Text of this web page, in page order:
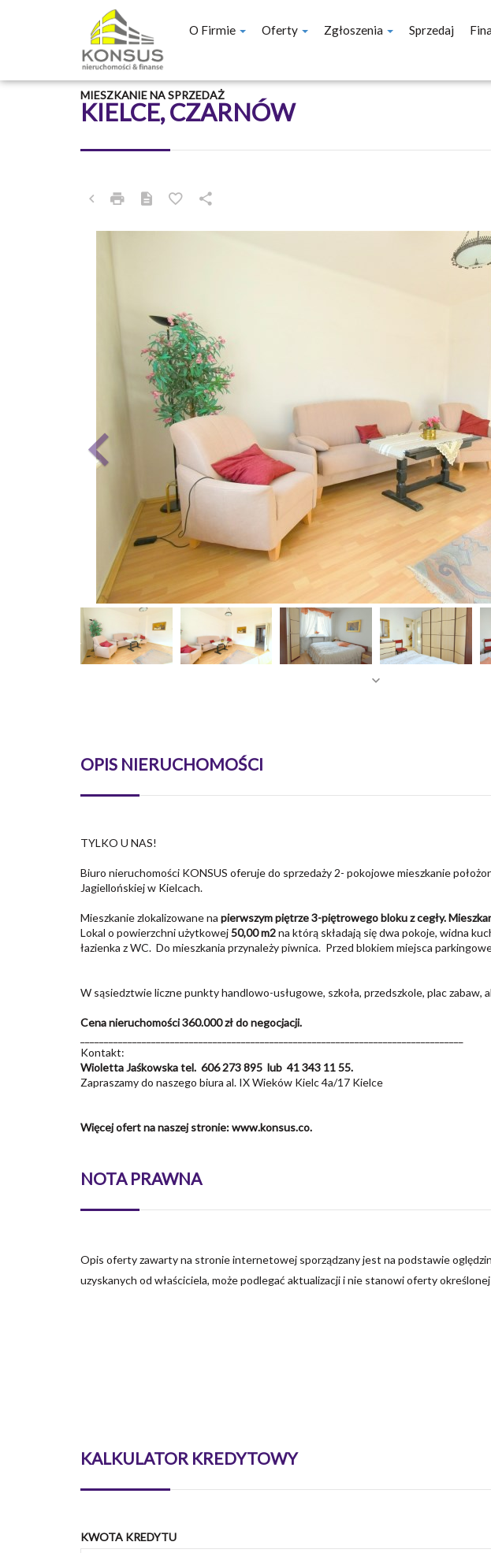
O Firmie Oferty Zgłoszenia Sprzedaj
KIELCE, CZARNÓW
MIESZKANIE NA SPRZEDAŻ
OPIS NIERUCHOMOŚCI
TYLKO U NAS!
Biuro nieruchomości KONSUS oferuje do sprzedaży 2- pokojowe mieszkanie
Jagiellońskiej w Kielcach.
Mieszkanie zlokalizowane na pierwszym piętrze 3-piętrowego bloku z cegły.
Lokal o powierzchni użytkowej50,00 m2na którą składają się dwa pokoje, widna
łazienka z WC. Do mieszkania przynależy piwnica. Przed blokiem miejsca
W sąsiedztwie liczne punkty handlowo-usługowe, szkoła, przedszkole, plac zabaw,
Cena nieruchomości 360.000 zł do negocjacji.
Kontakt:
Wioletta Jaśkowska tel. 606 273 895 lub 41 343 11 55.
Zapraszamy do naszego biura al. IX Wieków Kielc 4a/17 Kielce
Więcej ofert na naszej stronie: www.konsus.co.
NOTA PRAWNA
Opis oferty zawarty na stronie internetowej sporządzany jest na podstawie
uzyskanych od właściciela, może podlegać aktualizacji i nie stanowi oferty
KALKULATOR KREDYTOWY
KWOTA KREDYTU